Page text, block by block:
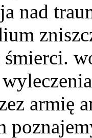
nad
śmierci.
armię